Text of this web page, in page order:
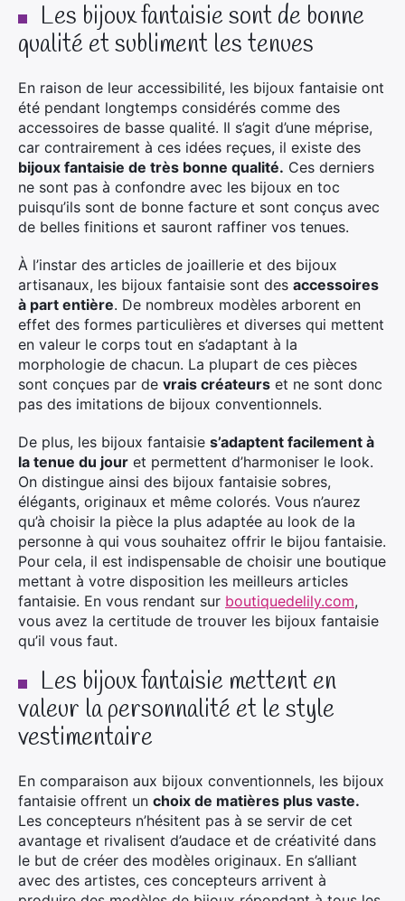
Les bijoux fantaisie sont de bonne
qualité et subliment les tenues
En raison de leur accessibilité, les bijoux fantaisie ont
été pendant longtemps considérés comme des
accessoires de basse qualité. Il s’agit d’une méprise,
car contrairement à ces idées reçues, il existe des
bijoux fantaisie de très bonne qualité. Ces derniers
ne sont pas à confondre avec les bijoux en toc
puisqu’ils sont de bonne facture et sont conçus avec
de belles finitions et sauront raffiner vos tenues.
À l’instar des articles de joaillerie et des bijoux
artisanaux, les bijoux fantaisie sont des accessoires
à part entière. De nombreux modèles arborent en
effet des formes particulières et diverses qui mettent
en valeur le corps tout en s’adaptant à la
morphologie de chacun. La plupart de ces pièces
sont conçues par de vrais créateurs et ne sont donc
pas des imitations de bijoux conventionnels.
De plus, les bijoux fantaisie s’adaptent facilement à
la tenue du jour et permettent d’harmoniser le look.
On distingue ainsi des bijoux fantaisie sobres,
élégants, originaux et même colorés. Vous n’aurez
qu’à choisir la pièce la plus adaptée au look de la
personne à qui vous souhaitez offrir le bijou fantaisie.
Pour cela, il est indispensable de choisir une boutique
mettant à votre disposition les meilleurs articles
fantaisie. En vous rendant sur boutiquedelily.com,
vous avez la certitude de trouver les bijoux fantaisie
qu’il vous faut.
Les bijoux fantaisie mettent en
valeur la personnalité et le style
vestimentaire
En comparaison aux bijoux conventionnels, les bijoux
fantaisie offrent un choix de matières plus vaste.
Les concepteurs n’hésitent pas à se servir de cet
avantage et rivalisent d’audace et de créativité dans
le but de créer des modèles originaux. En s’alliant
avec des artistes, ces concepteurs arrivent à